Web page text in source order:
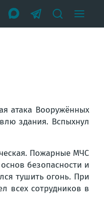
атака Вооружённых
здания. Вспыхнул
Пожарные МЧС
безопасности и
тушить огонь. При
всех сотрудников в